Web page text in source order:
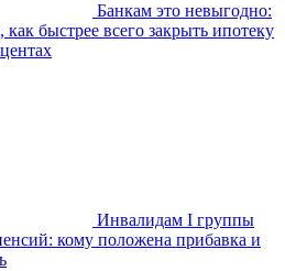
Банкам это невыгодно:
как быстрее всего закрыть ипотеку
Инвалидам I группы
кому положена прибавка и